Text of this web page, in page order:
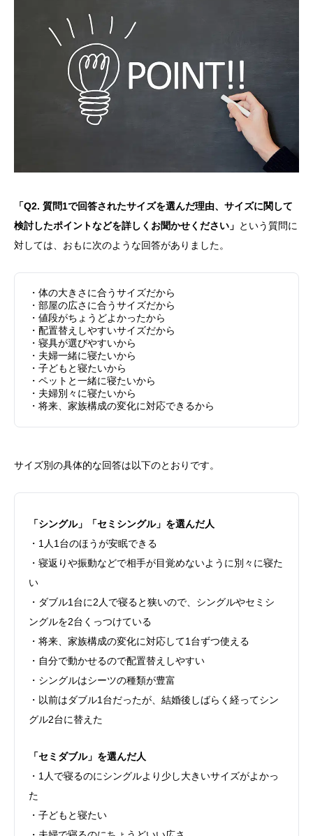
「Q2. 質問1で回答されたサイズを選んだ理由、サイズに関して
検討したポイントなどを詳しくお聞かせください」 という質問に
対しては、おもに次のような回答がありました。
・体の大きさに合うサイズだから
・部屋の広さに合うサイズだから
・値段がちょうどよかったから
・配置替えしやすいサイズだから
・寝具が選びやすいから
・夫婦一緒に寝たいから
・子どもと寝たいから
・ペットと一緒に寝たいから
・夫婦別々に寝たいから
・将来、家族構成の変化に対応できるから
サイズ別の具体的な回答は以下のとおりです。
「シングル」「セミシングル」を選んだ人
・1人1台のほうが安眠できる
・寝返りや振動などで相手が目覚めないように別々に寝た
い
・ダブル1台に2人で寝ると狭いので、シングルやセミシ
ングルを2台くっつけている
・将来、家族構成の変化に対応して1台ずつ使える
・自分で動かせるので配置替えしやすい
・シングルはシーツの種類が豊富
・以前はダブル1台だったが、結婚後しばらく経ってシン
グル2台に替えた
「セミダブル」を選んだ人
・1人で寝るのにシングルより少し大きいサイズがよかっ
た
・子どもと寝たい